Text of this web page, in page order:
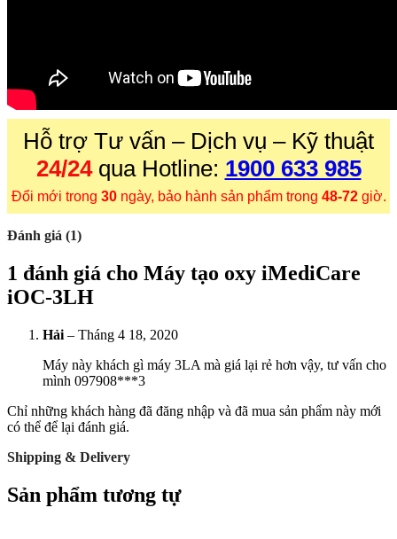
Hỗ trợ Tư vấn – Dịch vụ – Kỹ thuật
24/24 qua Hotline: 1900 633 985
Đổi mới trong 30ngày, bảo hành sản phẩm trong 48-72giờ.
Đánh giá (1)
1 đánh giá cho Máy tạo oxy iMediCare
iOC-3LH
Hải – Tháng 4 18, 2020
Máy này khách gì máy 3LA mà giá lại rẻ hơn vậy, tư vấn cho
mình 097908***3
Chỉ những khách hàng đã đăng nhập và đã mua sản phẩm này mới
có thể để lại đánh giá.
Shipping & Delivery
Sản phẩm tương tự